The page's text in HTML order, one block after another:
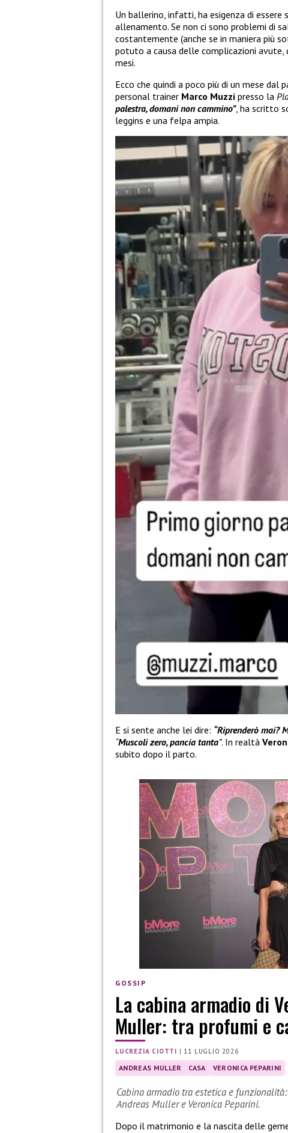
Un ballerino, infatti, ha esigenza di
allenamento. Se non ci sono problemi di
costantemente (anche se in maniera più
potuto a causa delle complicazioni avute,
mesi.
Ecco che quindi a poco più di un mese dal
personal trainer Marco Muzzi presso la
palestra, domani non cammino”, ha scritto
leggins e una felpa ampia.
E si sente anche lei dire: “Riprenderò mai?
“Muscoli zero, pancia tanta”. In realtà
subito dopo il parto.
GOSSIP
La cabina armadio di
Muller: tra profumi e
LUCREZIA CIOTTI | 11 LUGLIO 2026
ANDREAS MULLER CASA VERONICA PEPARINI
Cabina armadio tra estetica e
Andreas Muller e Veronica Peparini.
Dopo il matrimonio e la nascita delle